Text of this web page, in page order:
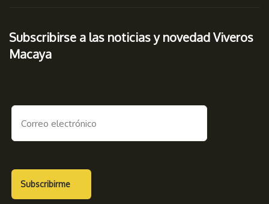
Subscribirse a las noticias y novedad Viveros
Macaya